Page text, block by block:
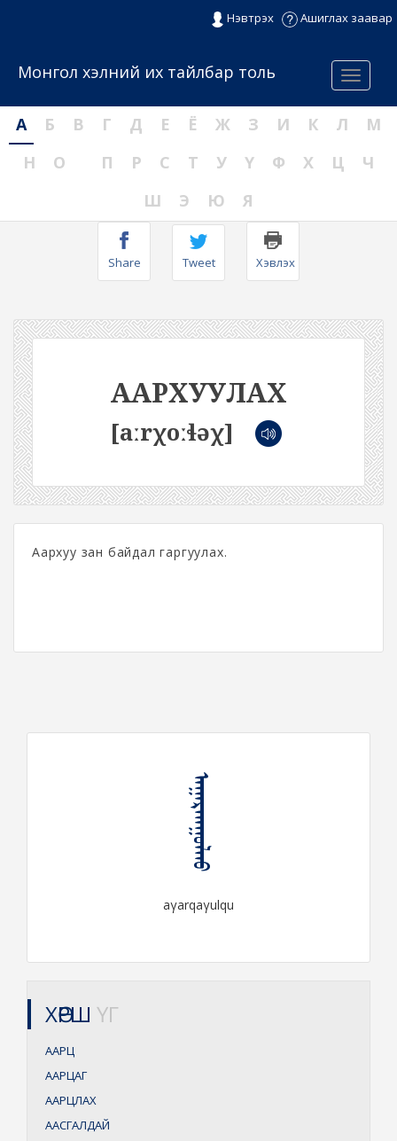
Нэвтрэх Ашиглах заавар
Menu
Монгол хэлний их тайлбар толь
А Б В Г Д Е Ё Ж З И К Л
М
Н
О П Р С Т У Ү Ф Х Ц
Ч
Ш
Э Ю Я
Share Tweet Хэвлэх
ААРХУУЛАХ
[aːrχoːɬəχ]
Аархуу зан байдал гаргуулах.
ᠠᠭᠠᠷᠬᠠᠭᠤᠯᠬᠤ
aγarqaγulqu
ХӨРШ ҮГ
ААРЦ
ААРЦАГ
ААРЦЛАХ
ААСГАЛДАЙ